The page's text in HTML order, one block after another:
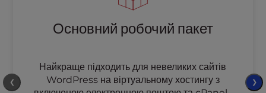
Основний робочий пакет
Найкраще підходить для невеликих сайтів
WordPress на віртуальному хостингу з
❮ ❯